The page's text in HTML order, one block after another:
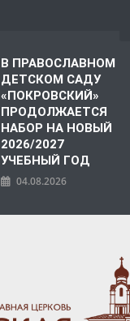
В ПРАВОСЛАВНОМ
ДЕТСКОМ САДУ
«ПОКРОВСКИЙ»
ПРОДОЛЖАЕТСЯ
НАБОР НА НОВЫЙ
2026/2027
УЧЕБНЫЙ ГОД
04.08.2026